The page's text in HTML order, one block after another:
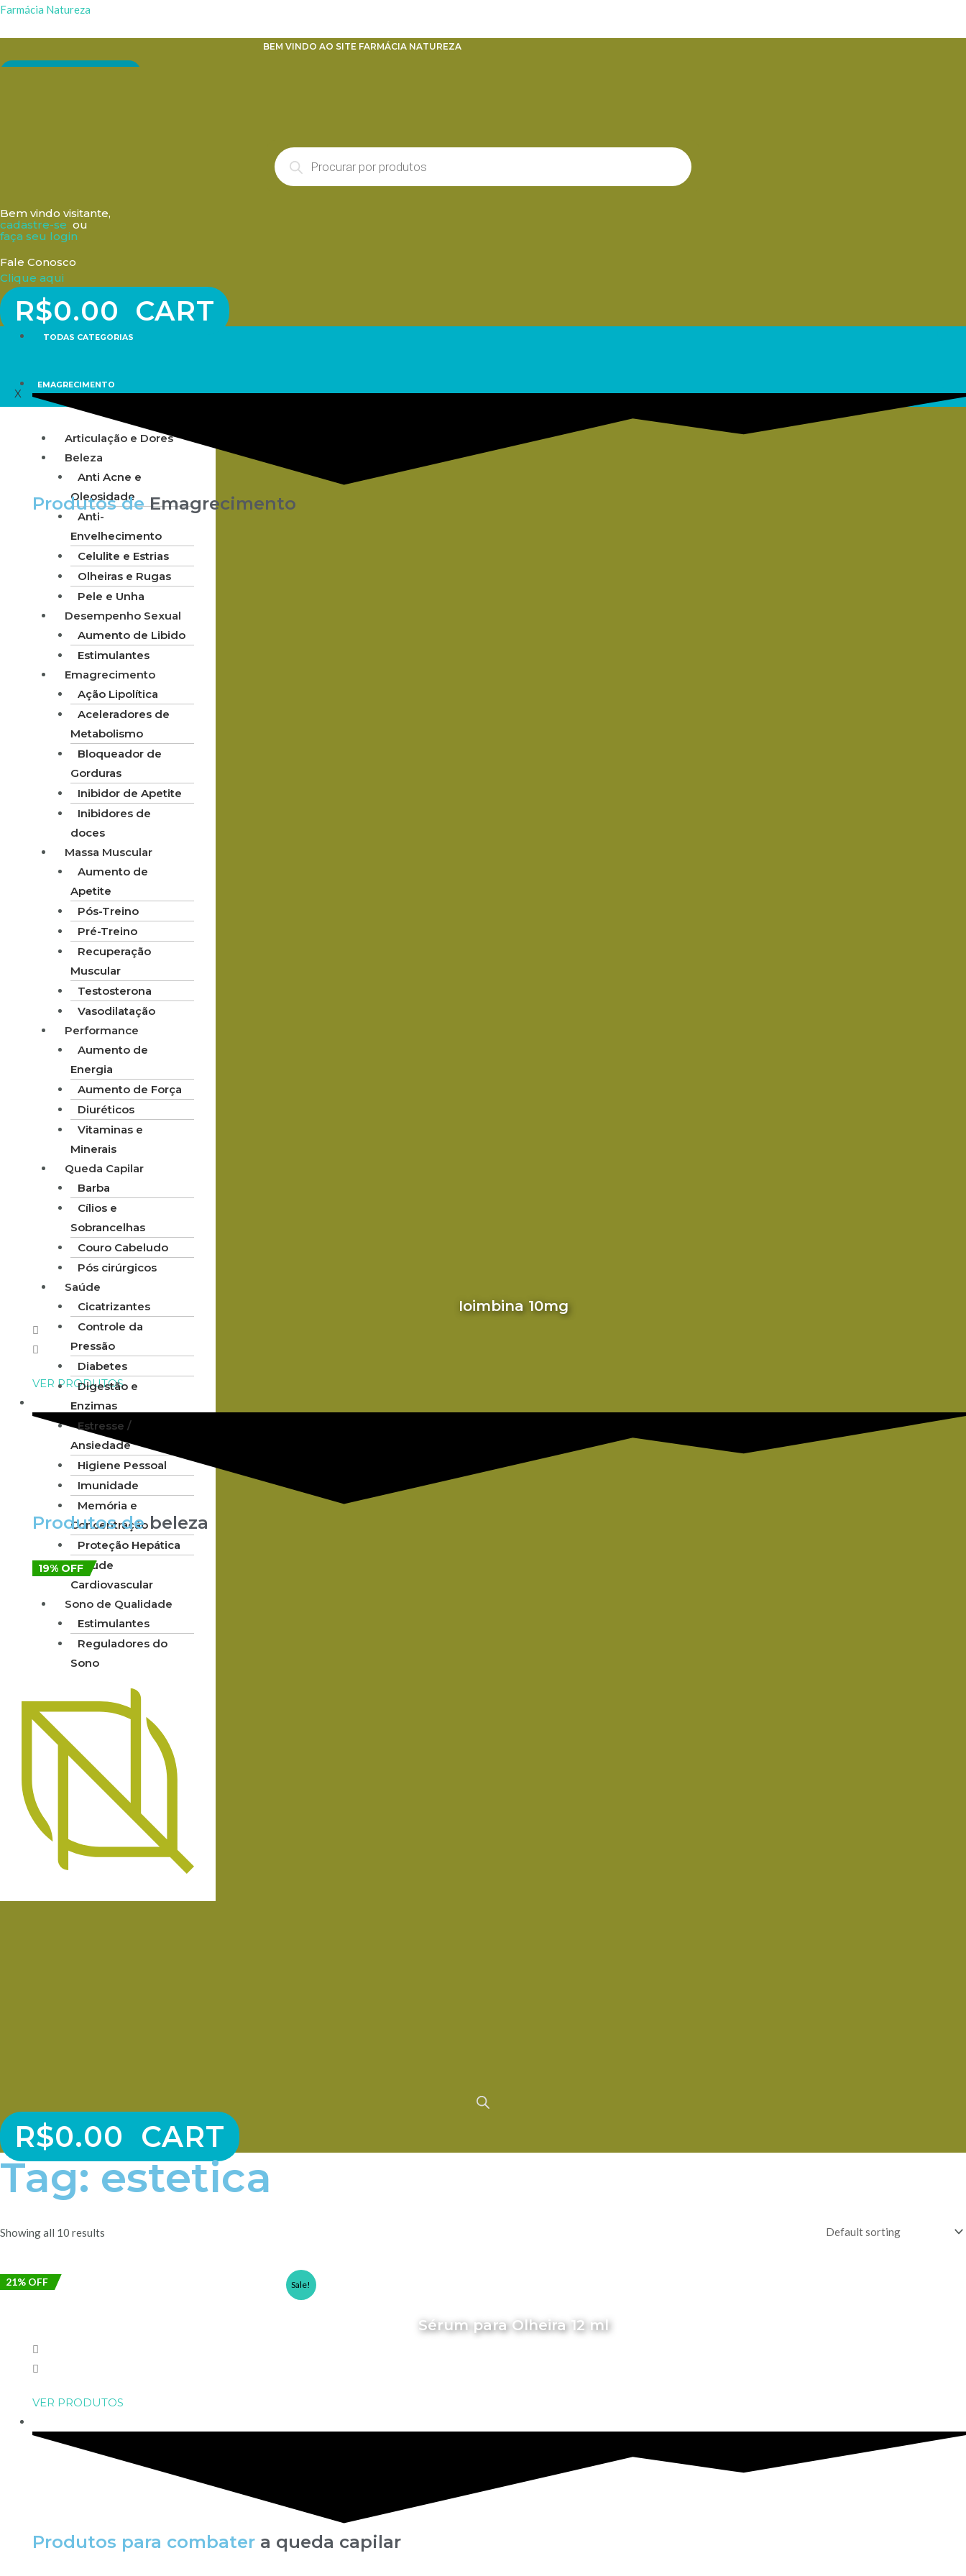
Ir
conteúdo
Farmácia Natureza
BEM VINDO AO SITE FARMÁCIA NATUREZA
Pesquisar
produtos
Bem vindo visitante,
cadastre-se ou
faça seu login
Fale Conosco
Clique aqui
R$0.00 CART
TODAS CATEGORIAS
X
EMAGRECIMENTO
Produtos deEmagrecimento
Ioimbina 10mg
VER PRODUTOS
Produtos debeleza
19% OFF
Sérum para Olheira 12 ml
VER PRODUTOS
Produtos para combater a queda capilar
Articulação e Dores
Beleza
Anti Acne e
Oleosidade
Anti-
Envelhecimento
Celulite e Estrias
Olheiras e Rugas
Pele e Unha
Desempenho Sexual
Aumento de Libido
Estimulantes
Emagrecimento
Ação Lipolítica
Aceleradores de
Metabolismo
Bloqueador de
Gorduras
Inibidor de Apetite
Inibidores de
doces
Massa Muscular
Aumento de
Apetite
Pós-Treino
Pré-Treino
Recuperação
Muscular
Testosterona
Vasodilatação
Performance
Aumento de
Energia
Aumento de Força
Diuréticos
Vitaminas e
Minerais
Queda Capilar
Barba
Cílios e
Sobrancelhas
Couro Cabeludo
Pós cirúrgicos
Saúde
Cicatrizantes
Controle da
Pressão
Diabetes
Digestão e
Enzimas
Estresse /
Ansiedade
Higiene Pessoal
Imunidade
Memória e
Concentração
Proteção Hepática
Saúde
Cardiovascular
Sono de Qualidade
Estimulantes
Reguladores do
Sono
R$0.00 CART
Tag: estetica
Showing all 10 results
Sale!
21% OFF